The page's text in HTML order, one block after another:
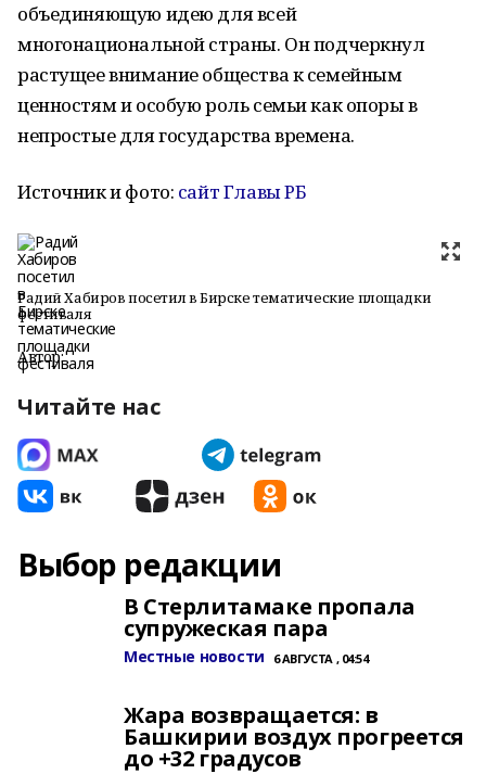
объединяющую идею для всей
многонациональной страны. Он подчеркнул
растущее внимание общества к семейным
ценностям и особую роль семьи как опоры в
непростые для государства времена.
Источник и фото: сайт Главы РБ
Радий Хабиров посетил в Бирске тематические площадки
фестиваля
Автор:
Читайте нас
Выбор редакции
В Стерлитамаке пропала
супружеская пара
Местные новости 6 АВГУСТА , 04:54
Жара возвращается: в
Башкирии воздух прогреется
до +32 градусов